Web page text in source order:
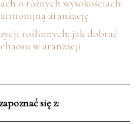
o różnych wysokościach:
aranżację
roślinnych: jak dobrać
w aranżacji
się z: